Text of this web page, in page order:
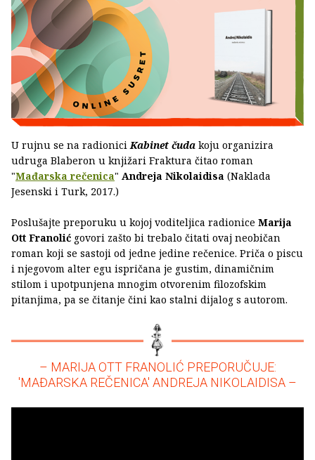
U rujnu se na radioniciKabinet čuda koju organizira
udruga Blaberon u knjižari Fraktura čitao roman
"Mađarska rečenica" Andreja Nikolaidisa (Naklada
Jesenski i Turk, 2017.)
Poslušajte preporuku u kojoj voditeljica radionice Marija
Ott Franolić govori zašto bi trebalo čitati ovaj neobičan
roman koji se sastoji od jedne jedine rečenice. Priča o piscu
i njegovom alter egu ispričana je gustim, dinamičnim
stilom i upotpunjena mnogim otvorenim filozofskim
pitanjima, pa se čitanje čini kao stalni dijalog s autorom.
– MARIJA OTT FRANOLIĆ PREPORUČUJE:
'MAĐARSKA REČENICA' ANDREJA NIKOLAIDISA –